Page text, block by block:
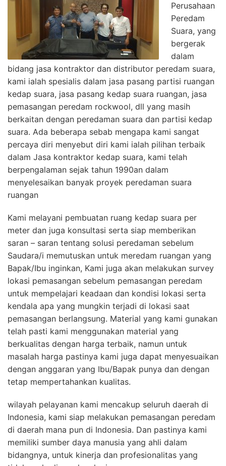
Perusahaan
Peredam
Suara, yang
bergerak
dalam
bidang jasa kontraktor dan distributor peredam suara,
kami ialah spesialis dalam jasa pasang partisi ruangan
kedap suara, jasa pasang kedap suara ruangan, jasa
pemasangan peredam rockwool, dll yang masih
berkaitan dengan peredaman suara dan partisi kedap
suara. Ada beberapa sebab mengapa kami sangat
percaya diri menyebut diri kami ialah pilihan terbaik
dalam Jasa kontraktor kedap suara, kami telah
berpengalaman sejak tahun 1990an dalam
menyelesaikan banyak proyek peredaman suara
ruangan
Kami melayani pembuatan ruang kedap suara per
meter dan juga konsultasi serta siap memberikan
saran – saran tentang solusi peredaman sebelum
Saudara/i memutuskan untuk meredam ruangan yang
Bapak/Ibu inginkan, Kami juga akan melakukan survey
lokasi pemasangan sebelum pemasangan peredam
untuk mempelajari keadaan dan kondisi lokasi serta
kendala apa yang mungkin terjadi di lokasi saat
pemasangan berlangsung. Material yang kami gunakan
telah pasti kami menggunakan material yang
berkualitas dengan harga terbaik, namun untuk
masalah harga pastinya kami juga dapat menyesuaikan
dengan anggaran yang Ibu/Bapak punya dan dengan
tetap mempertahankan kualitas.
wilayah pelayanan kami mencakup seluruh daerah di
Indonesia, kami siap melakukan pemasangan peredam
di daerah mana pun di Indonesia. Dan pastinya kami
memiliki sumber daya manusia yang ahli dalam
bidangnya, untuk kinerja dan profesionalitas yang